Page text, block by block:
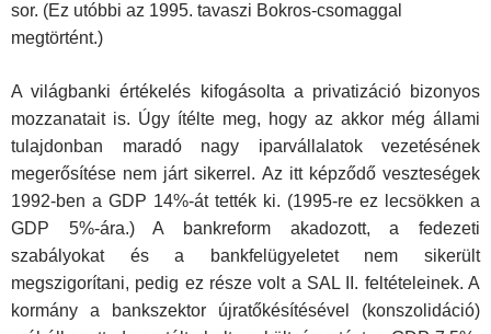
sor. (Ez utóbbi az 1995. tavaszi Bokros-csomaggal
megtörtént.)
A világbanki értékelés kifogásolta a privatizáció bizonyos
mozzanatait is. Úgy ítélte meg, hogy az akkor még állami
tulajdonban maradó nagy iparvállalatok vezetésének
megerősítése nem járt sikerrel. Az itt képződő veszteségek
1992-ben a GDP 14%-át tették ki. (1995-re ez lecsökken a
GDP 5%-ára.) A bankreform akadozott, a fedezeti
szabályokat és a bankfelügyeletet nem sikerült
megszigorítani, pedig ez része volt a SAL II. feltételeinek. A
kormány a bankszektor újratőkésítésével (konszolidáció)